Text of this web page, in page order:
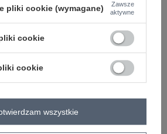
SIĘ I ZOBACZ CENĘ
pomożemy.
w 30°C
8839-1.23X
pliki cookie (wymagane)
Zawsze
aktywne
cookie
cookie
wszystkie